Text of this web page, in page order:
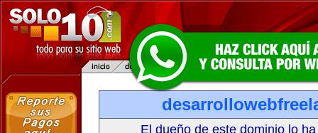
El dueño de este dominio lo